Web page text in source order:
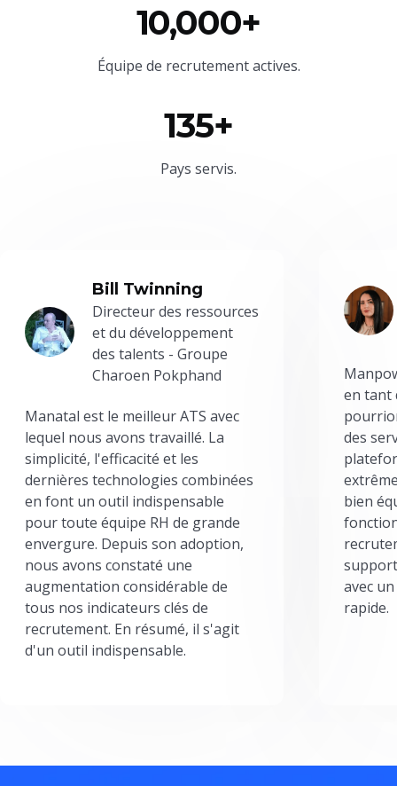
10,000+
Équipe de recrutement actives.
135+
Pays servis.
Bill Twinning
Directeur des ressources
et du développement
des talents - Groupe
Charoen Pokphand
Manatal est le meilleur ATS avec
lequel nous avons travaillé. La
simplicité, l'efficacité et les
dernières technologies combinées
en font un outil indispensable
pour toute équipe RH de grande
envergure. Depuis son adoption,
nous avons constaté une
augmentation considérable de
tous nos indicateurs clés de
recrutement. En résumé, il s'agit
d'un outil indispensable.
en tant
des
bien
avec
rapide.